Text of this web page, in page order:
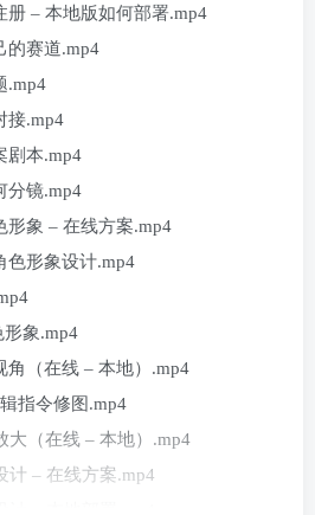
册 – 本地版如何部署.mp4
的赛道.mp4
.mp4
接.mp4
剧本.mp4
分镜.mp4
形象 – 在线方案.mp4
色形象设计.mp4
形象.mp4
角（在线 – 本地）.mp4
指令修图.mp4
大（在线 – 本地）.mp4
计 – 在线方案.mp4